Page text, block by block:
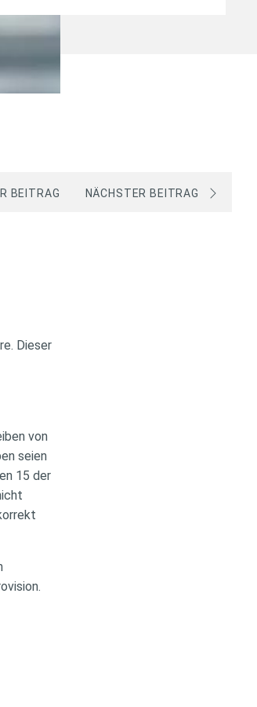
BEITRAG NÄCHSTER BEITRAG
Dieser
von
seien
15 der